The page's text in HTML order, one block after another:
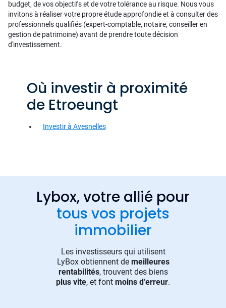
budget, de vos objectifs et de votre tolérance au risque. Nous vous
invitons à réaliser votre propre étude approfondie et à consulter des
professionnels qualifiés (expert-comptable, notaire, conseiller en
gestion de patrimoine) avant de prendre toute décision
d'investissement.
Où investir à proximité
de Etroeungt
Investir à Avesnelles
Lybox, votre allié pour
tous vos projets
immobilier
Les investisseurs qui utilisent
LyBox obtiennent de meilleures
rentabilités, trouvent des biens
plus vite, et font moins d’erreur.